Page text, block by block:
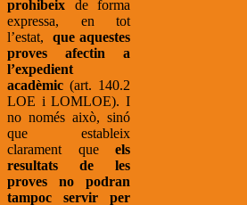
prohibeix de forma
expressa, en tot
l’estat,que aquestes
proves afectin a
l’expedient
acadèmic (art. 140.2
LOE i LOMLOE). I
no només això, sinó
que estableix
clarament queels
resultats de les
proves no podran
tampoc servir per